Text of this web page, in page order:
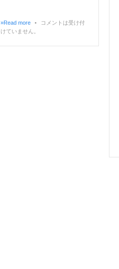
»Read more •
コメントは受け付
けていません。